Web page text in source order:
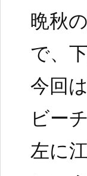
晩秋
で、
今回
ビー
左に